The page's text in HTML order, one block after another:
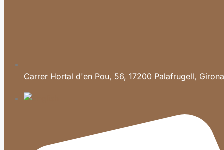
Carrer Hortal d'en Pou, 56, 17200 Palafrugell, Girona